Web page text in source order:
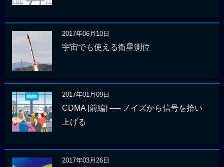
2017年06月10日
宇宙でも使える衛星測位
2017年01月09日
CDMA [前編] ── ノイズから信号を拾い
上げる
2017年03月26日